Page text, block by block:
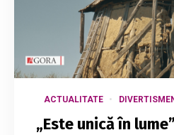
ACTUALITATE
„Este unică în